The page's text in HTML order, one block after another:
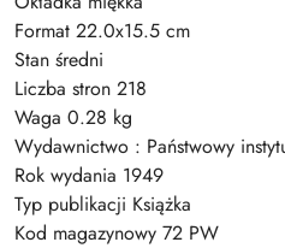
Format 22.0x15.5 cm
Stan średni
Liczba stron 218
Waga 0.28 kg
Wydawnictwo : Państwowy
Rok wydania 1949
Typ publikacji Książka
Kod magazynowy 72 PW